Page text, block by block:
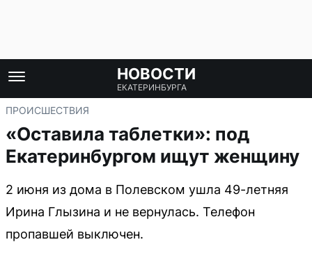
НОВОСТИ
ЕКАТЕРИНБУРГА
ПРОИСШЕСТВИЯ
«Оставила таблетки»: под
Екатеринбургом ищут женщину
2 июня из дома в Полевском ушла 49-летняя
Ирина Глызина и не вернулась. Телефон
пропавшей выключен.